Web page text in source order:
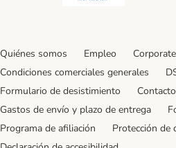
Quiénes somos Empleo
Condiciones comerciales generales
Formulario de desistimiento
Contacto
Gastos de envío y plazo de entrega
Programa de afiliación
Protección de